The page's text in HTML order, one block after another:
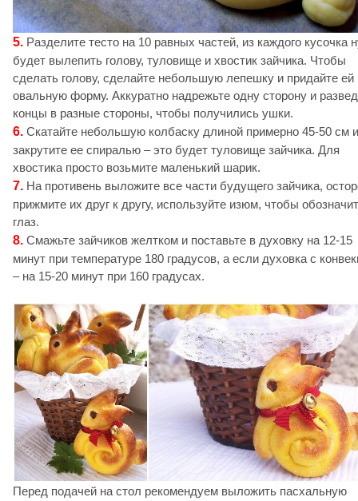
5. Разделите тесто на 10 равных частей, из каждого кусочка
будет вылепить голову, туловище и хвостик зайчика. Чтобы
сделать голову, сделайте небольшую лепешку и придайте ей
овальную форму. Аккуратно надрежьте одну сторону и
концы в разные стороны, чтобы получились ушки.
6. Скатайте небольшую колбаску длиной примерно 45-50 см и
закрутите ее спиралью – это будет туловище зайчика. Для
хвостика просто возьмите маленький шарик.
7. На противень выложите все части будущего зайчика,
прижмите их друг к другу, используйте изюм, чтобы
глаз.
8. Смажьте зайчиков желтком и поставьте в духовку на 12-15
минут при температуре 180 градусов, а если духовка с
– на 15-20 минут при 160 градусах.
Перед подачей на стол рекомендуем выложить пасхальную